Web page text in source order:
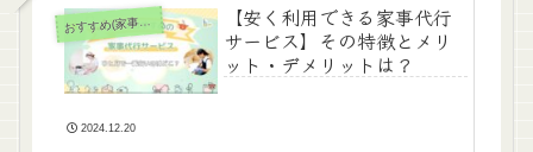
お
すすめ(家事代行)
【安く利用できる家事代行
サービス】その特徴とメリ
ット・デメリットは？
2024.12.20